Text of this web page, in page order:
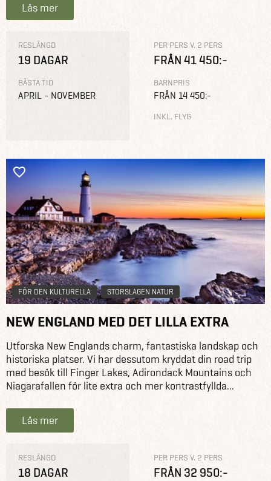
Läs mer
RESLÄNGD
19 DAGAR
BÄSTA TID
APRIL - NOVEMBER
PER PERS V. 2 PERS
FRÅN 41 450:-
BARNPRIS
FRÅN 14 450:-
INKL. FLYG
FÖR DEN KULTURELLA STORSLAGEN NATUR
NEW ENGLAND MED DET LILLA EXTRA
Utforska New Englands charm, fantastiska landskap och
historiska platser. Vi har dessutom kryddat din road trip
med besök till Finger Lakes, Adirondack Mountains och
Niagarafallen för lite extra och mer kontrastfyllda...
Läs mer
RESLÄNGD
18 DAGAR
PER PERS V. 2 PERS
FRÅN 32 950:-